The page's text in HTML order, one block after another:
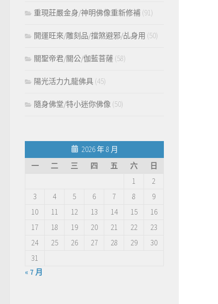
重現莊嚴金身/神明佛像重新修補 (91)
開運旺來/雕刻品/擋煞避邪/乩身用 (50)
關聖帝君/關公/伽藍菩薩 (58)
陽光活力九龍佛具 (45)
隨身佛堂/特小迷你佛像 (50)
2026 年 8 月
一
二 三 四 五 六
日
1
2
3
4 5 6 7 8
9
10
11 12 13 14 15
16
17
18 19 20 21 22
23
24
25 26 27 28 29
30
31
« 7 月